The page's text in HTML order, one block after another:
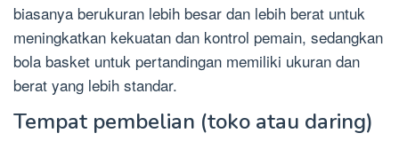
biasanya berukuran lebih besar dan lebih berat untuk
meningkatkan kekuatan dan kontrol pemain, sedangkan
bola basket untuk pertandingan memiliki ukuran dan
berat yang lebih standar.
Tempat pembelian (toko atau daring)